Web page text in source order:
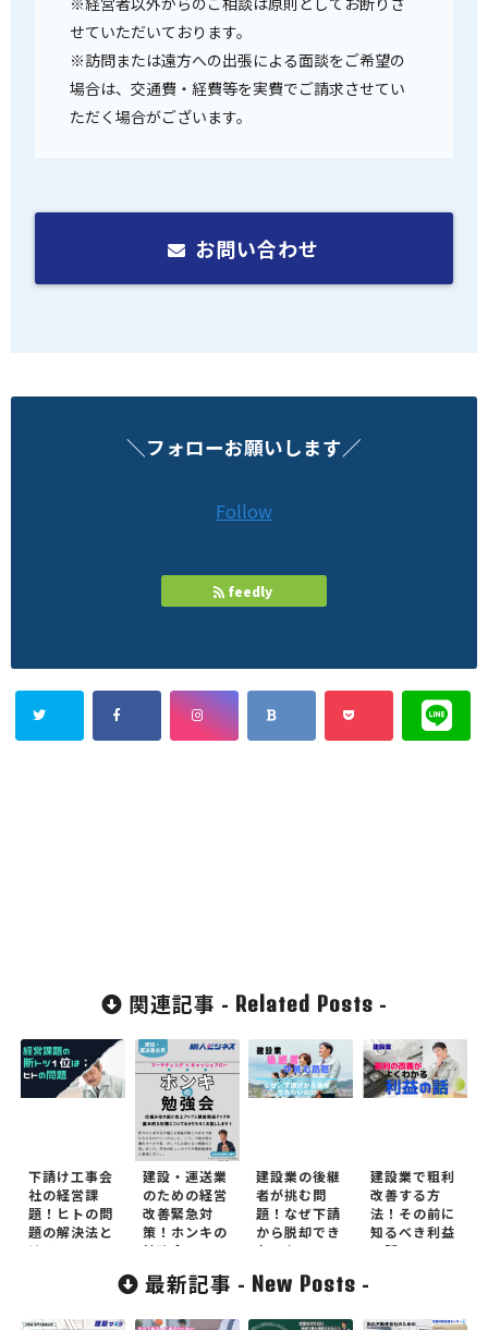
せていただいております。
※訪問または遠方への出張による面談をご希望の
場合は、交通費・経費等を実費でご請求させてい
ただく場合がございます。
お問い合わせ
＼フォローお願いします／
Follow
feedly
関連記事 - Related Posts -
下請け工事会
社の経営課
題！ヒトの問
題の解決法と
は？
建設・運送業
のための経営
改善緊急対
策！ホンキの
勉強会
建設業の後継
者が挑む問
題！なぜ下請
から脱却でき
ないか?
建設業で粗利
改善する方
法！その前に
知るべき利益
の話
最新記事 - New Posts -